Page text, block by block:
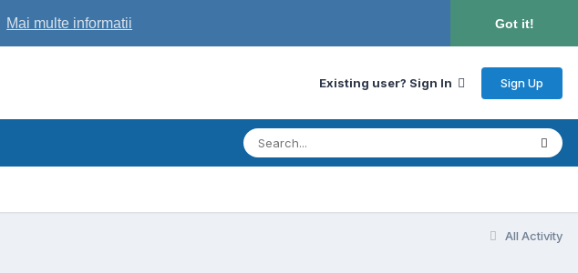
Mai multe informatii Got it!
Existing user? Sign In Sign Up
All Activity